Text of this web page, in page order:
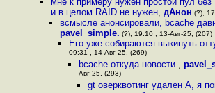
и в целом RAID не нужен, дАнон (?),
всмысле анонсировали, bcache
pavel_simple. (?), 19:10 , 13-Авг-25, (207)
Его уже собираются выкинуть
09:31 , 14-Авг-25, (269)
bcache откуда новости ,
Авг-25, (293)
gt оверквотинг удален А, я